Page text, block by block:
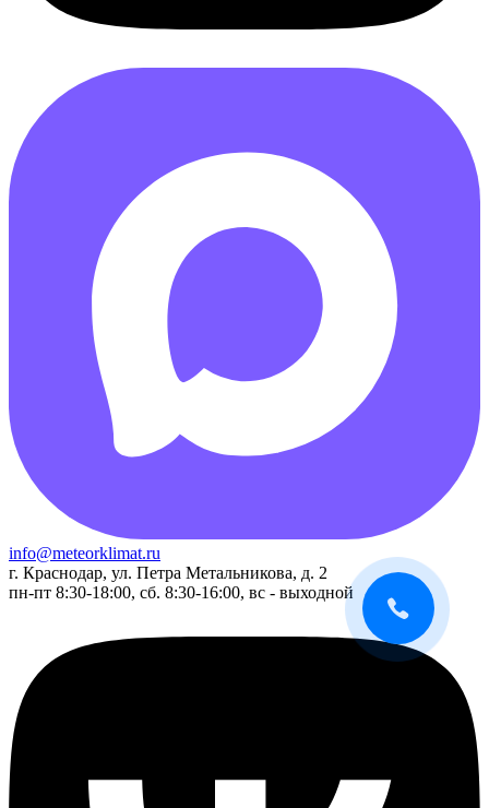
info@meteorklimat.ru
г. Краснодар, ул. Петра Метальникова, д. 2
пн-пт 8:30-18:00, сб. 8:30-16:00, вс - выходной